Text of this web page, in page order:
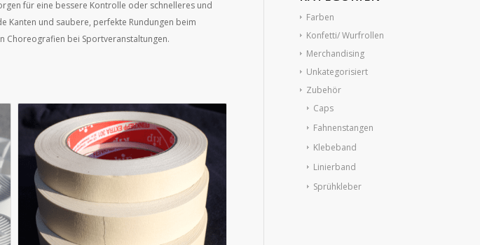
für eine bessere Kontrolle oder schnelleres und
Kanten und saubere, perfekte Rundungen beim
Choreografien bei Sportveranstaltungen.
Farben
Konfetti/ Wurfrollen
Merchandising
Unkategorisiert
Zubehör
Caps
Fahnenstangen
Klebeband
Linierband
Sprühkleber